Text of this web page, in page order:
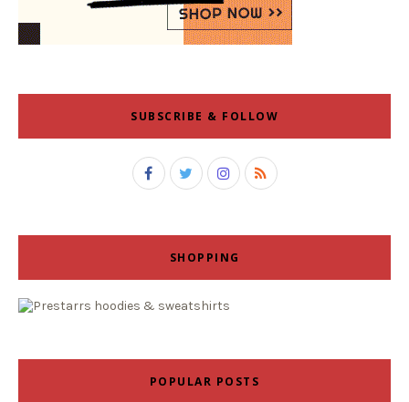
SUBSCRIBE & FOLLOW
SHOPPING
POPULAR POSTS